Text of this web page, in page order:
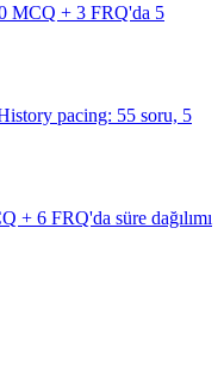
MCQ + 3 FRQ'da 5
pacing: 55 soru, 5
+ 6 FRQ'da süre dağılımı